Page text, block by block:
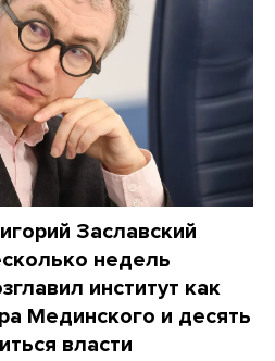
Заславский
недель
институт как
Мединского и десять
власти